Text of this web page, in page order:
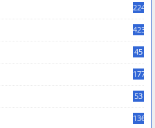
224
423
45
177
53
136